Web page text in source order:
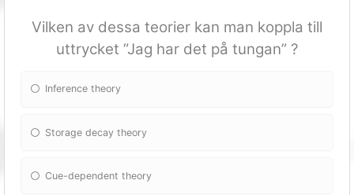
Vilken av dessa teorier kan man koppla till
uttrycket ”Jag har det på tungan” ?
Inference theory
Storage decay theory
Cue-dependent theory